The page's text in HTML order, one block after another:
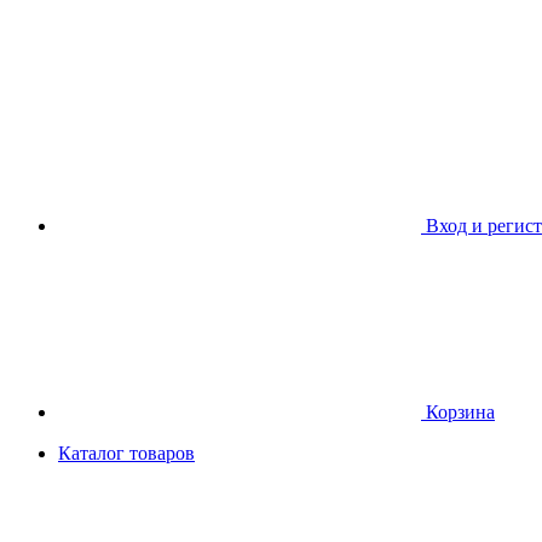
Вход и
Корзина
Каталог товаров